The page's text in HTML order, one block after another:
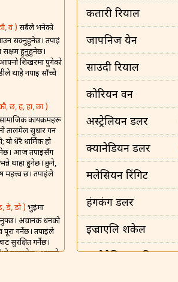
वं )सबैले भनेको
सक्नुहुनेछ। तपाईं
सक्षम हुनुहुनेछ।
शिखरमा पुगेको
थाहै नपाई साँच्चै
छ, ह, हा, छा )
कार्यक्रमहरू
तालमेल सुधार गर्न
धेरै धार्मिक हो
आज तपाईंसँग
थाहा हुनेछ। छुने,
छ। तपाईंले
डे, डो )भुईंमा
अचानक धनको
गर्नेछ। तपाईंले
सुरक्षित गर्नेछ।
उठाउनेछ। आफ्नो
कतारी रियाल
जापनिज येन
साउदी रियाल
कोरियन वन
अस्ट्रेलियन डलर
क्यानेडियन डलर
मलेसियन रिंगिट
हंगकंग डलर
इज्राएलि शकेल